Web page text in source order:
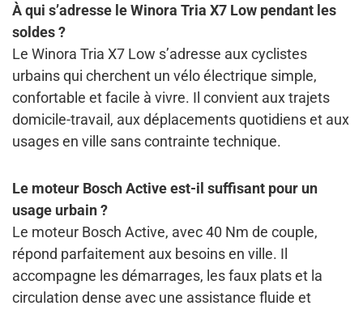
À qui s’adresse le Winora Tria X7 Low pendant les
soldes ?
Le Winora Tria X7 Low s’adresse aux cyclistes
urbains qui cherchent un vélo électrique simple,
confortable et facile à vivre. Il convient aux trajets
domicile-travail, aux déplacements quotidiens et aux
usages en ville sans contrainte technique.
Le moteur Bosch Active est-il suffisant pour un
usage urbain ?
Le moteur Bosch Active, avec 40 Nm de couple,
répond parfaitement aux besoins en ville. Il
accompagne les démarrages, les faux plats et la
circulation dense avec une assistance fluide et